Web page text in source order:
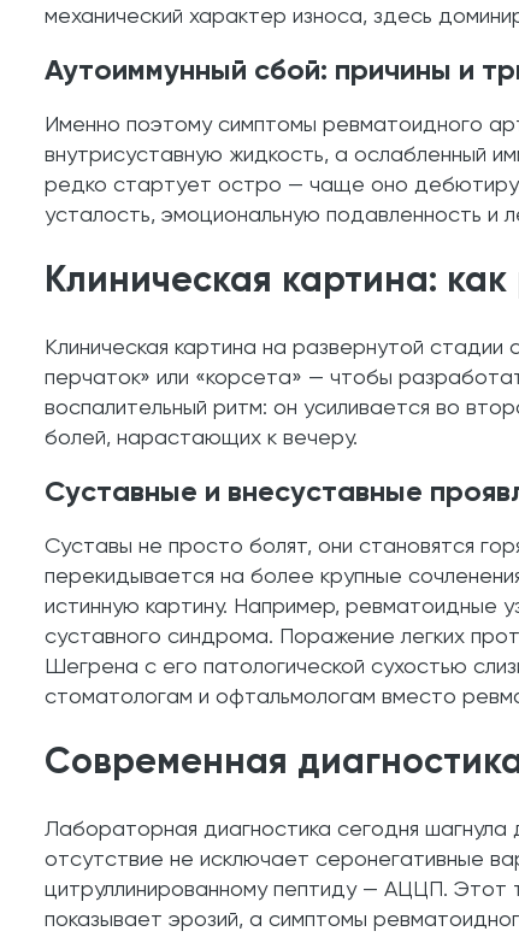
механический характер износа, здесь
Аутоиммунный сбой: причины и
Именно поэтому симптомы ревматоидного
внутрисуставную жидкость, а ослабленный
редко стартует остро — чаще оно
усталость, эмоциональную подавленность и
Клиническая картина:
Клиническая картина на развернутой
перчаток» или «корсета» — чтобы
воспалительный ритм: он усиливается во
болей, нарастающих к вечеру.
Суставные и внесуставные
Суставы не просто болят, они становятся
перекидывается на более крупные
истинную картину. Например, ревматоидные
суставного синдрома. Поражение легких
Шегрена с его патологической сухостью
стоматологам и офтальмологам вместо
Современная
Лабораторная диагностика сегодня
отсутствие не исключает серонегативные
цитруллинированному пептиду — АЦЦП. Этот
показывает эрозий, а симптомы